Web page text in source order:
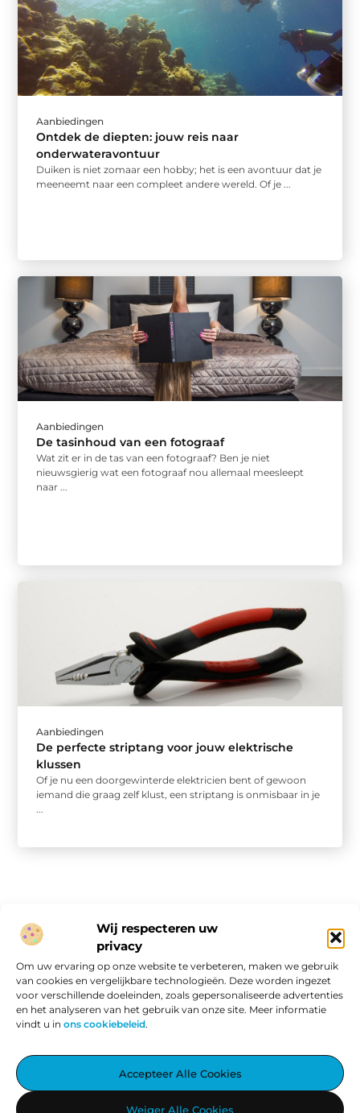
Wij respecteren uw
privacy
Om uw ervaring op onze website te verbeteren, maken we gebruik
van cookies en vergelijkbare technologieën. Deze worden ingezet
voor verschillende doeleinden, zoals gepersonaliseerde advertenties
en het analyseren van het gebruik van onze site. Meer informatie
vindt u in ons cookiebeleid.
Accepteer Alle Cookies
Weiger Alle Cookies
Aanbiedingen
Ontdek de diepten: jouw reis naar
onderwateravontuur
Duiken is niet zomaar een hobby; het is een avontuur dat je
meeneemt naar een compleet andere wereld. Of je ...
Aanbiedingen
De tasinhoud van een fotograaf
Wat zit er in de tas van een fotograaf? Ben je niet
nieuwsgierig wat een fotograaf nou allemaal meesleept
naar ...
Aanbiedingen
De perfecte striptang voor jouw elektrische
klussen
Of je nu een doorgewinterde elektricien bent of gewoon
iemand die graag zelf klust, een striptang is onmisbaar in je
...
Aggiez.nl – Altijd Iets Interessants te Lezen.
Ontdek een wereld vol inspirerende blogs en artikelen, zorgvuldig
Onze informatie